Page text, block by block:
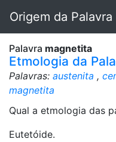
Origem da Palavra
Palavra magnetita
Etmologia da
Palavras: austenita ,
magnetita
Qual a etmologia das
Eutetóide.